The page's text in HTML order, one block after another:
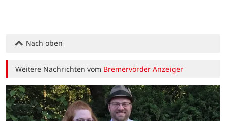
Nach oben
Weitere Nachrichten vom Bremervörder Anzeiger